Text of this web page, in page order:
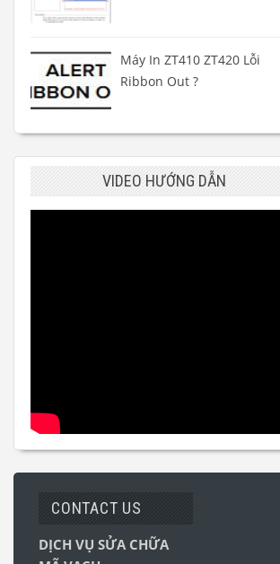
Máy In ZT410 ZT420 Lỗi
Ribbon Out ?
VIDEO HƯỚNG DẪN
CONTACT US
DỊCH VỤ SỬA CHỮA